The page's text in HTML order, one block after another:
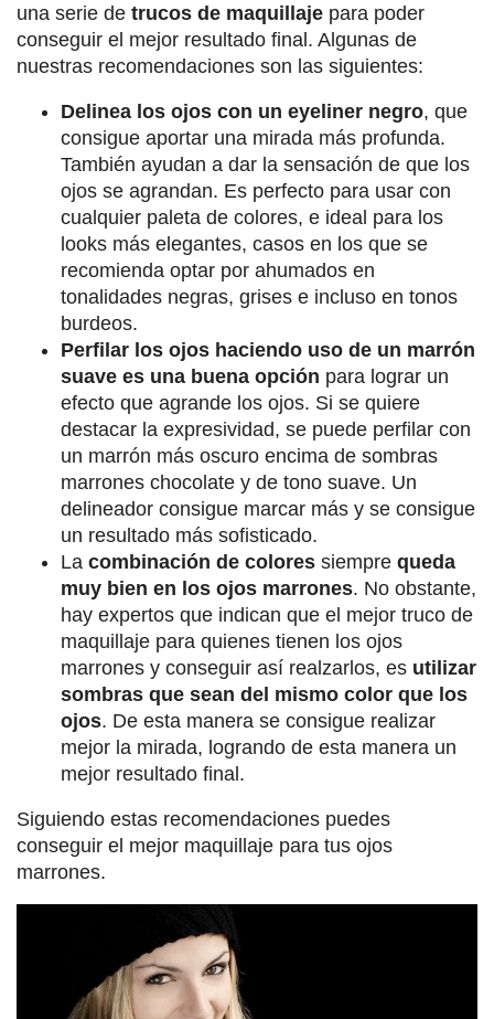
una serie de trucos de maquillaje para poder
conseguir el mejor resultado final. Algunas de
nuestras recomendaciones son las siguientes:
Delinea los ojos con un eyeliner negro, que
consigue aportar una mirada más profunda.
También ayudan a dar la sensación de que los
ojos se agrandan. Es perfecto para usar con
cualquier paleta de colores, e ideal para los
looks más elegantes, casos en los que se
recomienda optar por ahumados en
tonalidades negras, grises e incluso en tonos
burdeos.
Perfilar los ojos haciendo uso de un marrón
suave es una buena opción para lograr un
efecto que agrande los ojos. Si se quiere
destacar la expresividad, se puede perfilar con
un marrón más oscuro encima de sombras
marrones chocolate y de tono suave. Un
delineador consigue marcar más y se consigue
un resultado más sofisticado.
La combinación de colores siempre queda
muy bien en los ojos marrones. No obstante,
hay expertos que indican que el mejor truco de
maquillaje para quienes tienen los ojos
marrones y conseguir así realzarlos, es utilizar
sombras que sean del mismo color que los
ojos. De esta manera se consigue realizar
mejor la mirada, logrando de esta manera un
mejor resultado final.
Siguiendo estas recomendaciones puedes
conseguir el mejor maquillaje para tus ojos
marrones.